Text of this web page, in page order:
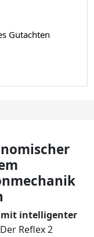
Gutachten
mit intelligenter
Der Reflex 2